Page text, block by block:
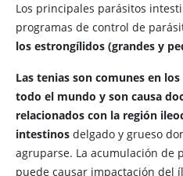
Los principales parásitos
programas de control de
los estrongílidos (grandes y
Las tenias son comunes en
todo el mundo y son causa
relacionados con la región
intestinos delgado y grueso
agruparse. La acumulación de
puede causar impactación del